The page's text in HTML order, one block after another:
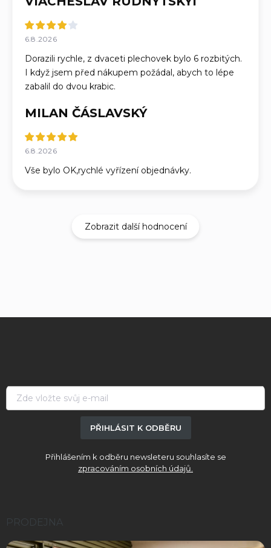
6.8.2026
Dorazili rychle, z dvaceti plechovek bylo 6 rozbitých.
I když jsem před nákupem požádal, abych to lépe
zabalil do dvou krabic.
MILAN ČÁSLAVSKÝ
6.8.2026
Vše bylo OK,rychlé vyřízení objednávky.
Zobrazit další hodnocení
PŘIHLÁSIT K ODBĚRU
Přihlášením k odběru newsleteru souhlasíte se
zpracováním osobních údajů.
PRODEJNA